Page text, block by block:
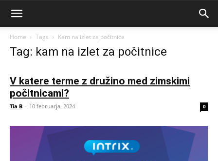
Home Tags Kam na izlet za počitnice
Tag: kam na izlet za počitnice
V katere terme z družino med zimskimi
počitnicami?
Tia B - 10 februarja, 2024 0